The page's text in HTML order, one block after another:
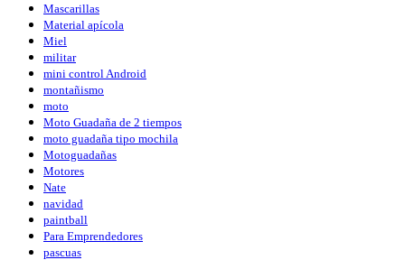
Mascarillas
Material apícola
Miel
militar
mini control Android
montañismo
moto
Moto Guadaña de 2 tiempos
moto guadaña tipo mochila
Motoguadañas
Motores
Nate
navidad
paintball
Para Emprendedores
pascuas